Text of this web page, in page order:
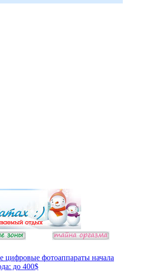
цифровые фотоаппараты начала
до 400$